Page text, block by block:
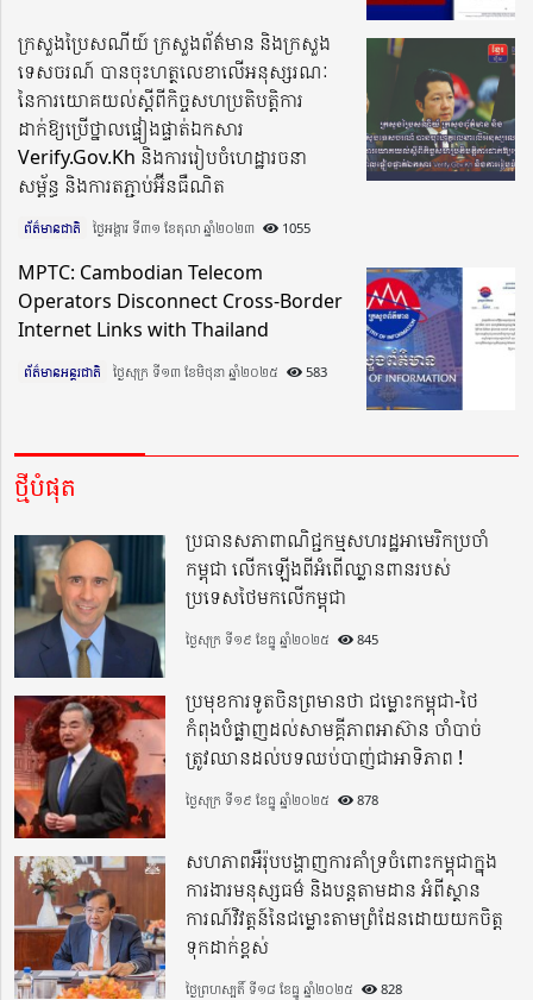
ក្រសួងប្រៃសណីយ៍ ក្រសួងព័ត៌មាន និងក្រសួង
ទេសចរណ៍ បានចុះហត្ថលេខាលើអនុស្សរណៈ
នៃការយោគយល់ស្តីពីកិច្ចសហប្រតិបត្តិការ
ដាក់ឱ្យប្រើថ្នាលផ្ទៀងផ្ទាត់ឯកសារ
Verify.Gov.Kh និងការរៀបចំហេដ្ឋារចនា
សម្ព័ន្ធ និងការតភ្ជាប់អ៊ីនធឺណិត
ព័ត៌មានជាតិ ថ្ងៃអង្គារ ទី៣១ ខែតុលា ឆ្នាំ២០២៣​ 1055
MPTC: Cambodian Telecom
Operators Disconnect Cross-Border
Internet Links with Thailand
ព័ត៌មានអន្តរជាតិ ថ្ងៃសុក្រ ទី១៣ ខែមិថុនា ឆ្នាំ២០២៥​ 583
ថ្មីបំផុត
ប្រធានសភាពាណិជ្ជកម្មសហរដ្ឋអាមេរិកប្រចាំ
កម្ពុជា លើកឡើងពីអំពើឈ្លានពានរបស់
ប្រទេសថៃមកលើកម្ពុជា
ថ្ងៃសុក្រ ទី១៩ ខែធ្នូ ឆ្នាំ២០២៥ 845
ប្រមុខការទូតចិនព្រមានថា ជម្លោះកម្ពុជា-ថៃ
កំពុងបំផ្លាញដល់សាមគ្គីភាពអាស៊ាន ចាំបាច់
ត្រូវឈានដល់បទឈប់បាញ់ជាអាទិភាព !
ថ្ងៃសុក្រ ទី១៩ ខែធ្នូ ឆ្នាំ២០២៥ 878
សហភាពអឺរ៉ុបបង្ហាញការគាំទ្រចំពោះកម្ពុជាក្នុង
ការងារមនុស្សធម៌ និងបន្តតាមដាន អំពីស្ថាន
ការណ៍វិវត្តន៍នៃជម្លោះតាមព្រំដែនដោយយកចិត្ត
ទុកដាក់ខ្ពស់
ថ្ងៃព្រហស្បតិ៍ ទី១៨ ខែធ្នូ ឆ្នាំ២០២៥ 828